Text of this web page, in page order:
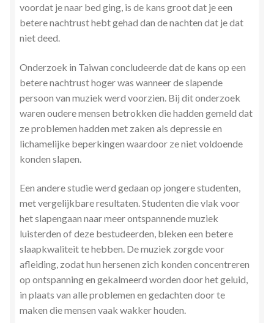
voordat je naar bed ging, is de kans groot dat je een
betere nachtrust hebt gehad dan de nachten dat je dat
niet deed.
Onderzoek in Taiwan concludeerde dat de kans op een
betere nachtrust hoger was wanneer de slapende
persoon van muziek werd voorzien. Bij dit onderzoek
waren oudere mensen betrokken die hadden gemeld dat
ze problemen hadden met zaken als depressie en
lichamelijke beperkingen waardoor ze niet voldoende
konden slapen.
Een andere studie werd gedaan op jongere studenten,
met vergelijkbare resultaten. Studenten die vlak voor
het slapengaan naar meer ontspannende muziek
luisterden of deze bestudeerden, bleken een betere
slaapkwaliteit te hebben. De muziek zorgde voor
afleiding, zodat hun hersenen zich konden concentreren
op ontspanning en gekalmeerd worden door het geluid,
in plaats van alle problemen en gedachten door te
maken die mensen vaak wakker houden.